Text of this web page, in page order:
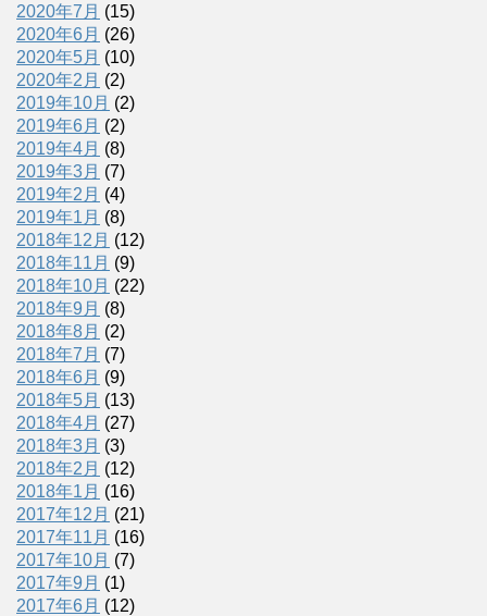
2020年7月 (15)
2020年6月 (26)
2020年5月 (10)
2020年2月 (2)
2019年10月 (2)
2019年6月 (2)
2019年4月 (8)
2019年3月 (7)
2019年2月 (4)
2019年1月 (8)
2018年12月 (12)
2018年11月 (9)
2018年10月 (22)
2018年9月 (8)
2018年8月 (2)
2018年7月 (7)
2018年6月 (9)
2018年5月 (13)
2018年4月 (27)
2018年3月 (3)
2018年2月 (12)
2018年1月 (16)
2017年12月 (21)
2017年11月 (16)
2017年10月 (7)
2017年9月 (1)
2017年6月 (12)